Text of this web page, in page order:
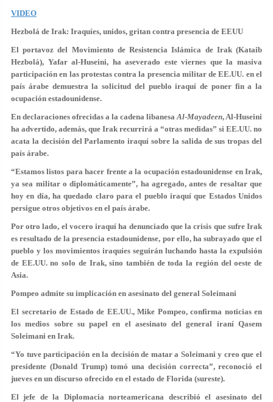
VIDEO
Hezbolá de Irak: Iraquíes, unidos, gritan contra presencia de EEUU
El portavoz del Movimiento de Resistencia Islámica de Irak (Kataib
Hezbolá), Yafar al-Huseini, ha aseverado este viernes que la masiva
participación en las protestas contra la presencia militar de EE.UU. en el
país árabe demuestra la solicitud del pueblo iraquí de poner fin a la
ocupación estadounidense.
En declaraciones ofrecidas a la cadena libanesa Al-Mayadeen, Al-Huseini
ha advertido, además, que Irak recurrirá a “otras medidas” si EE.UU. no
acata la decisión del Parlamento iraquí sobre la salida de sus tropas del
país árabe.
“Estamos listos para hacer frente a la ocupación estadounidense en Irak,
ya sea militar o diplomáticamente”, ha agregado, antes de resaltar que
hoy en día, ha quedado claro para el pueblo iraquí que Estados Unidos
persigue otros objetivos en el país árabe.
Por otro lado, el vocero iraquí ha denunciado que la crisis que sufre Irak
es resultado de la presencia estadounidense, por ello, ha subrayado que el
pueblo y los movimientos iraquíes seguirán luchando hasta la expulsión
de EE.UU. no solo de Irak, sino también de toda la región del oeste de
Asia.
Pompeo admite su implicación en asesinato del general Soleimani
El secretario de Estado de EE.UU., Mike Pompeo, confirma noticias en
los medios sobre su papel en el asesinato del general iraní Qasem
Soleimani en Irak.
“Yo tuve participación en la decisión de matar a Soleimani y creo que el
presidente (Donald Trump) tomó una decisión correcta”, reconoció el
jueves en un discurso ofrecido en el estado de Florida (sureste).
El jefe de la Diplomacia norteamericana describió el asesinato del